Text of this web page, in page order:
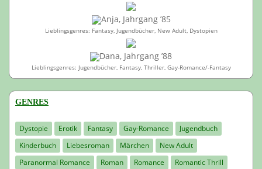
Anja, Jahrgang ’85
Lieblingsgenres: Fantasy, Jugendbücher, New Adult, Dystopien
Dana, Jahrgang ’88
Lieblingsgenres: Jugendbücher, Fantasy, Thriller, Gay-Romance/-Fantasy
GENRES
Dystopie Erotik Fantasy Gay-Romance
Jugendbuch
Kinderbuch
Liebesroman Märchen
New Adult
Paranormal Romance
Roman Romance
Romantic Thrill